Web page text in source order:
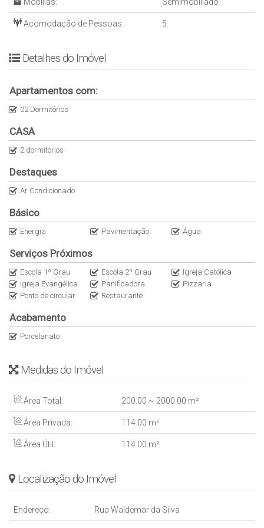
oportunidade de investimento!
Para maiores informações e agendamentos de visitas,
Acomodação de Pessoas: 5
Detalhes do Imóvel
Apartamentos com:
02 Dormitórios
CASA
2 dormitórios
Destaques
Ar Condicionado
Básico
Energia Pavimentação Água
Serviços Próximos
Escola 1º Grau Escola 2º Grau
Igreja Católica
Igreja Evangélica
Panificadora
Pizzaria
Ponto de circular
Restaurante
Acabamento
Porcelanato
Medidas do Imóvel
Área Total: 200 .00 ~ 2000 .00 m²
Área Privada: 114 .00 m²
Área Útil: 114 .00 m²
Localização do Imóvel
Endereço: Rua Waldemar da Silva